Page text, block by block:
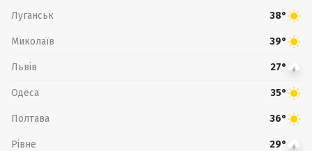
Луганськ 38°
Миколаїв 39°
Львів 27°
Одеса 35°
Полтава 36°
Рівне 29°